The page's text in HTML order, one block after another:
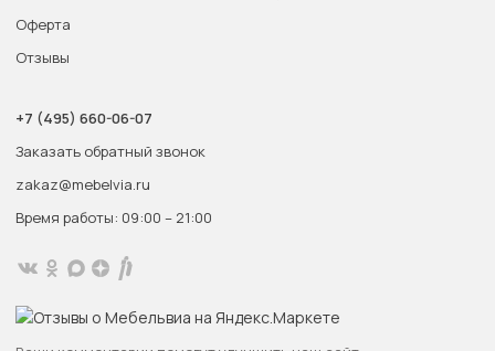
Оферта
Отзывы
+7 (495) 660-06-07
Заказать обратный звонок
zakaz@mebelvia.ru
Время работы: 09:00 – 21:00